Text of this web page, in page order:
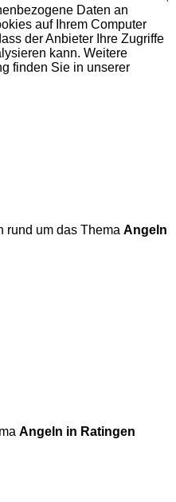
Daten an
auf Ihrem Computer
der Anbieter Ihre Zugriffe
kann. Weitere
finden Sie in unserer
rund um das Thema Angeln
Angeln in Ratingen